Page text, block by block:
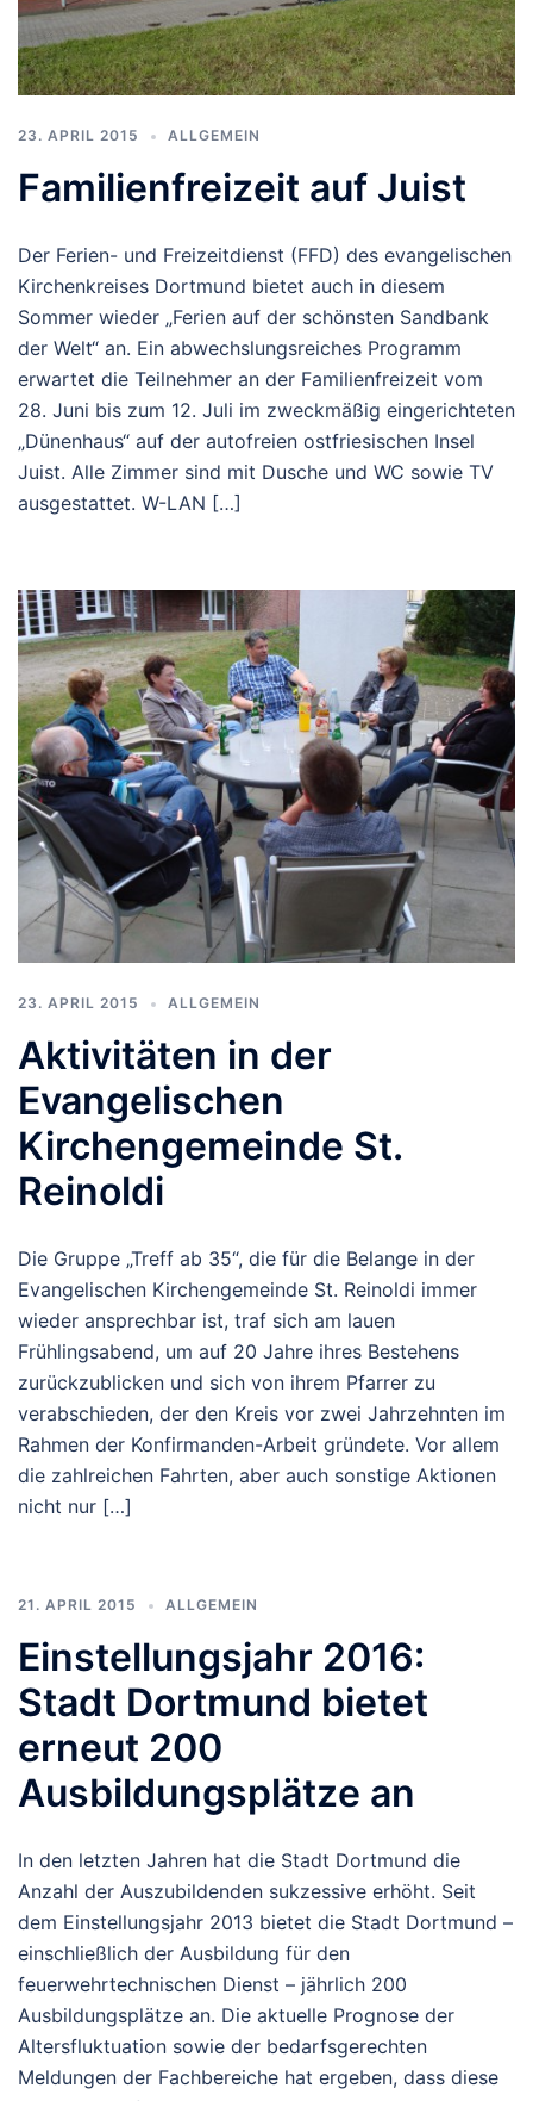
23. APRIL 2015 ALLGEMEIN
Familienfreizeit auf Juist
Der Ferien- und Freizeitdienst (FFD) des evangelischen
Kirchenkreises Dortmund bietet auch in diesem
Sommer wieder „Ferien auf der schönsten Sandbank
der Welt“ an. Ein abwechslungsreiches Programm
erwartet die Teilnehmer an der Familienfreizeit vom
28. Juni bis zum 12. Juli im zweckmäßig eingerichteten
„Dünenhaus“ auf der autofreien ostfriesischen Insel
Juist. Alle Zimmer sind mit Dusche und WC sowie TV
ausgestattet. W-LAN […]
23. APRIL 2015 ALLGEMEIN
Aktivitäten in der
Evangelischen
Kirchengemeinde St.
Reinoldi
Die Gruppe „Treff ab 35“, die für die Belange in der
Evangelischen Kirchengemeinde St. Reinoldi immer
wieder ansprechbar ist, traf sich am lauen
Frühlingsabend, um auf 20 Jahre ihres Bestehens
zurückzublicken und sich von ihrem Pfarrer zu
verabschieden, der den Kreis vor zwei Jahrzehnten im
Rahmen der Konfirmanden-Arbeit gründete. Vor allem
die zahlreichen Fahrten, aber auch sonstige Aktionen
nicht nur […]
21. APRIL 2015 ALLGEMEIN
Einstellungsjahr 2016:
Stadt Dortmund bietet
erneut 200
Ausbildungsplätze an
In den letzten Jahren hat die Stadt Dortmund die
Anzahl der Auszubildenden sukzessive erhöht. Seit
dem Einstellungsjahr 2013 bietet die Stadt Dortmund –
einschließlich der Ausbildung für den
feuerwehrtechnischen Dienst – jährlich 200
Ausbildungsplätze an. Die aktuelle Prognose der
Altersfluktuation sowie der bedarfsgerechten
Meldungen der Fachbereiche hat ergeben, dass diese